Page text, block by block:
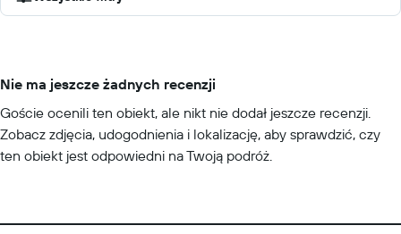
Nie ma jeszcze żadnych recenzji
Goście ocenili ten obiekt, ale nikt nie dodał jeszcze recenzji.
Zobacz zdjęcia, udogodnienia i lokalizację, aby sprawdzić, czy
ten obiekt jest odpowiedni na Twoją podróż.